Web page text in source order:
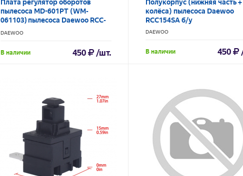
Плата регулятор оборотов
пылесоса MD-601PT (WM-
061103) пылесоса Daewoo RCC-
612/RCС-601/RCC-602RA
DAEWOO
В наличии 450 /шт.
Полукорпус (нижняя часть +
колёса) пылесоса Daewoo
RCС154SA б/у
DAEWOO
В наличии 450